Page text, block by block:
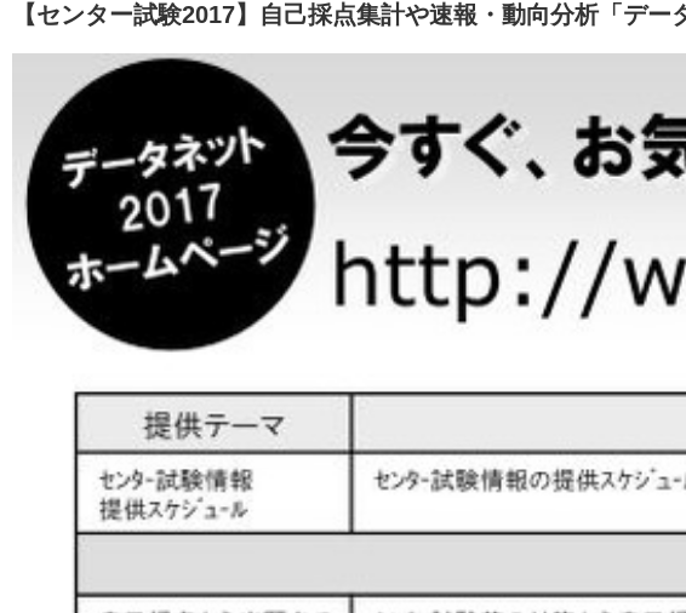
【センター試験2017】自己採点集計や速報・動向分析「デ